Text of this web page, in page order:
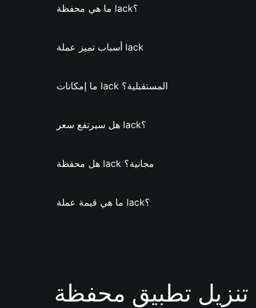
ما هي محفظة lack؟
أسباب تميز عملة lack
ما إمكانات lack المستقبلية؟
هل سيرتفع سعر lack؟
هل محفظة lack مجانية؟
ما هي قيمة عملة lack؟